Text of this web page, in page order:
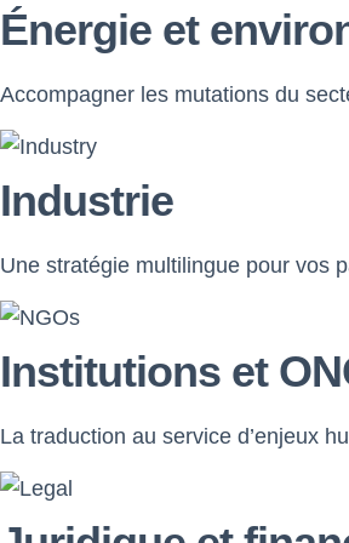
Énergie et
Accompagner les mutations du
Industrie
Une stratégie multilingue pour vos
Institutions et
La traduction au service d’enjeux